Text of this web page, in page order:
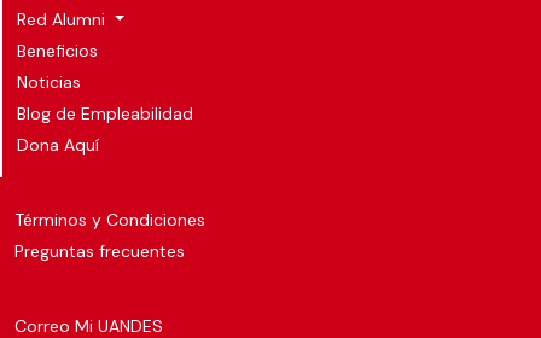
Red Alumni
Beneficios
Noticias
Blog de Empleabilidad
Dona Aquí
Términos y Condiciones
Preguntas frecuentes
Correo Mi UANDES